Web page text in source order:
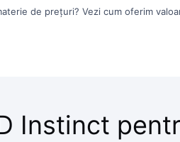
de prețuri? Vezi cum oferim
Instinct